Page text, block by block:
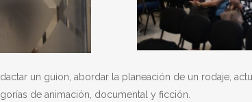
un guion, abordar la planeación de un rodaje,
de animación, documental y ficción.